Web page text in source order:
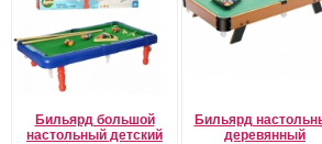
Бильярд большой
настольный детский
Бильярд
деревянный